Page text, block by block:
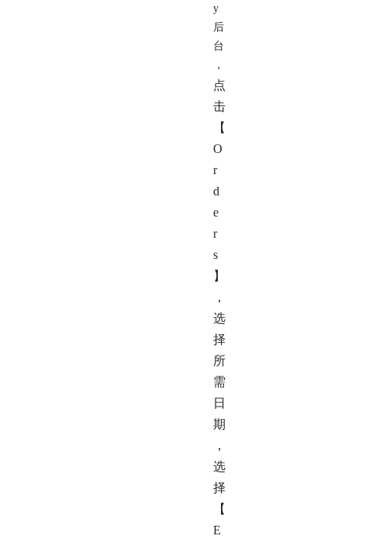
y
后
台
，
点
击
【
O
r
d
e
r
s
】
，
选
择
所
需
日
期
，
选
择
【
E